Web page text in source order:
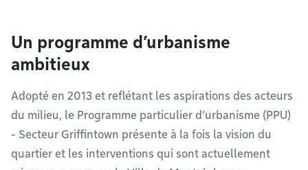
Un programme d’urbanisme
ambitieux
Adopté en 2013 et reflétant les aspirations des acteurs
du milieu, le Programme particulier d’urbanisme (PPU)
- Secteur Griffintown présente à la fois la vision du
quartier et les interventions qui sont actuellement